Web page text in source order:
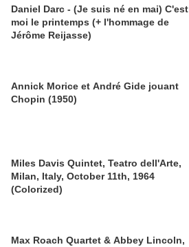
Daniel Darc - (Je suis né en mai) C'est
moi le printemps (+ l'hommage de
Jérôme Reijasse)
Annick Morice et André Gide jouant
Chopin (1950)
Miles Davis Quintet, Teatro dell'Arte,
Milan, Italy, October 11th, 1964
(Colorized)
Max Roach Quartet & Abbey Lincoln,